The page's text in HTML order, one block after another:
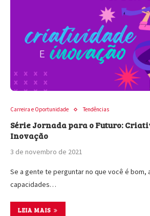
Carreira e Oportunidade Tendências
Série Jornada para o Futuro:
Inovação
3 de novembro de 2021
Se a gente te perguntar no que você é bom,
capacidades…
LEIA MAIS